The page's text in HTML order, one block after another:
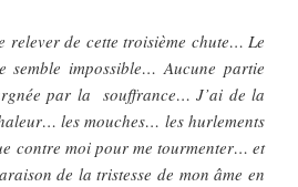
relever de cette troisième chute… Le
semble impossible… Aucune partie
par la souffrance… J’ai de la
les mouches… les hurlements
contre moi pour me tourmenter… et
de la tristesse de mon âme en